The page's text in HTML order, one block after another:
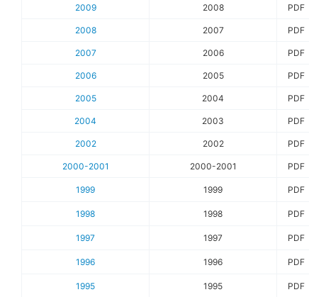
2009 2008 PDF
2008 2007 PDF
2007 2006 PDF
2006 2005 PDF
2005 2004 PDF
2004 2003 PDF
2002 2002 PDF
2000-2001 2000-2001 PDF
1999 1999 PDF
1998 1998 PDF
1997 1997 PDF
1996 1996 PDF
1995 1995 PDF